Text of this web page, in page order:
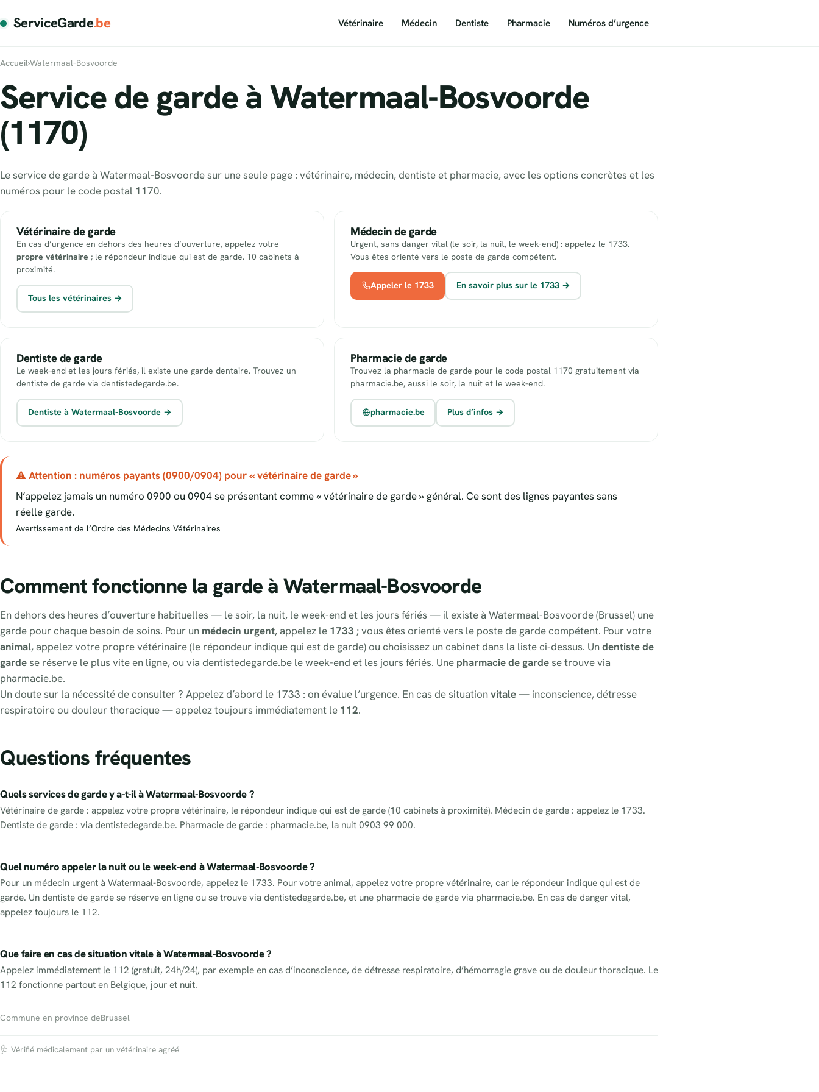
ServiceGarde.be Vétérinaire Médecin Dentiste Pharmacie Numéros d’urgence
Accueil›Watermaal-Bosvoorde
Service de garde à Watermaal-Bosvoorde
(1170)
Le service de garde à Watermaal-Bosvoorde sur une seule page : vétérinaire, médecin, dentiste et pharmacie, avec les options concrètes et les
numéros pour le code postal 1170.
Vétérinaire de garde
En cas d’urgence en dehors des heures d’ouverture, appelez votre
propre vétérinaire ; le répondeur indique qui est de garde. 10 cabinets à
proximité.
Tous les vétérinaires →
Médecin de garde
Urgent, sans danger vital (le soir, la nuit, le week-end) : appelez le 1733.
Vous êtes orienté vers le poste de garde compétent.
Appeler le 1733 En savoir plus sur le 1733 →
Dentiste de garde
Le week-end et les jours fériés, il existe une garde dentaire. Trouvez un
dentiste de garde via dentistedegarde.be.
Dentiste à Watermaal-Bosvoorde →
Pharmacie de garde
Trouvez la pharmacie de garde pour le code postal 1170 gratuitement via
pharmacie.be, aussi le soir, la nuit et le week-end.
pharmacie.be Plus d’infos →
⚠ Attention : numéros payants (0900/0904) pour « vétérinaire de garde »
N’appelez jamais un numéro 0900 ou 0904 se présentant comme « vétérinaire de garde » général. Ce sont des lignes payantes sans
réelle garde.
Avertissement de l’Ordre des Médecins Vétérinaires
Comment fonctionne la garde à Watermaal-Bosvoorde
En dehors des heures d’ouverture habituelles — le soir, la nuit, le week-end et les jours fériés — il existe à Watermaal-Bosvoorde (Brussel) une
garde pour chaque besoin de soins. Pour un médecin urgent, appelez le 1733 ; vous êtes orienté vers le poste de garde compétent. Pour votre
animal, appelez votre propre vétérinaire (le répondeur indique qui est de garde) ou choisissez un cabinet dans la liste ci-dessus. Undentiste de
gardese réserve le plus vite en ligne, ou via dentistedegarde.be le week-end et les jours fériés. Une pharmacie de gardese trouve via
pharmacie.be.
Un doute sur la nécessité de consulter ? Appelez d’abord le 1733 : on évalue l’urgence. En cas de situationvitale— inconscience, détresse
respiratoire ou douleur thoracique — appelez toujours immédiatement le 112.
Questions fréquentes
Quels services de garde y a-t-il à Watermaal-Bosvoorde ?
Vétérinaire de garde : appelez votre propre vétérinaire, le répondeur indique qui est de garde (10 cabinets à proximité). Médecin de garde : appelez le 1733.
Dentiste de garde : via dentistedegarde.be. Pharmacie de garde : pharmacie.be, la nuit 0903 99 000.
Quel numéro appeler la nuit ou le week-end à Watermaal-Bosvoorde ?
Pour un médecin urgent à Watermaal-Bosvoorde, appelez le 1733. Pour votre animal, appelez votre propre vétérinaire, car le répondeur indique qui est de
garde. Un dentiste de garde se réserve en ligne ou se trouve via dentistedegarde.be, et une pharmacie de garde via pharmacie.be. En cas de danger vital,
appelez toujours le 112.
Que faire en cas de situation vitale à Watermaal-Bosvoorde ?
Appelez immédiatement le 112 (gratuit, 24h/24), par exemple en cas d’inconscience, de détresse respiratoire, d’hémorragie grave ou de douleur thoracique. Le
112 fonctionne partout en Belgique, jour et nuit.
Commune en province deBrussel
🩺 Vérifié médicalement par un vétérinaire agréé